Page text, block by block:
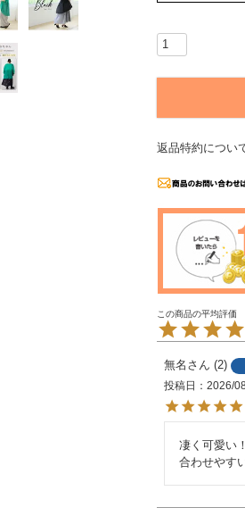
返品特約につい
無名 2
投稿日
2026/
凄く可愛い
合わせやす